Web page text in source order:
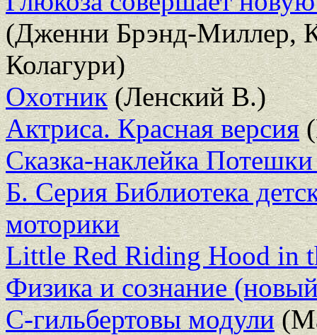
(Дженни Брэнд-Миллер,
Колагури)
Охотник(Ленский В.)
Актриса. Красная версия
Сказка-наклейка
Б. Серия Библиотека
моторики
Little Red Riding Hood in
Физика и сознание
С-гильбертовы модули